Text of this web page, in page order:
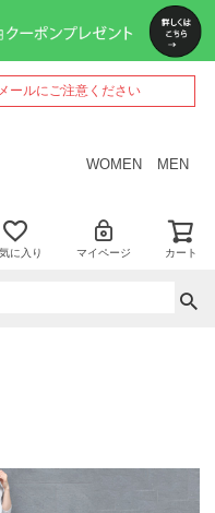
ールにご注意ください
WOMEN MEN
に入り マイページ カート